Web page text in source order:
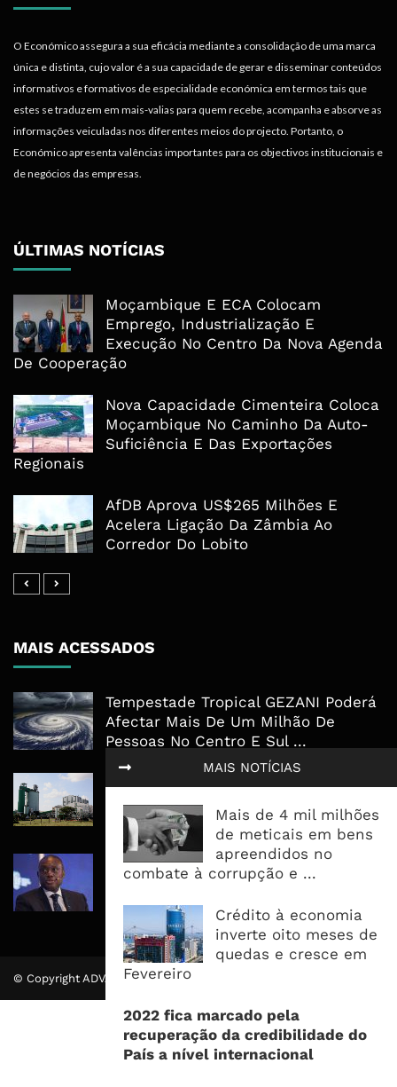
MAIS NOTÍCIAS
Mais de 4 mil milhões
de meticais em bens
apreendidos no
combate à corrupção e ...
Crédito à economia
inverte oito meses de
quedas e cresce em
Fevereiro
2022 fica marcado pela
recuperação da credibilidade do
País a nível internacional
O Económico assegura a sua eficácia mediante a consolidação de uma marca
única e distinta, cujo valor é a sua capacidade de gerar e disseminar conteúdos
informativos e formativos de especialidade económica em termos tais que
estes se traduzem em mais-valias para quem recebe, acompanha e absorve as
informações veiculadas nos diferentes meios do projecto. Portanto, o
Económico apresenta valências importantes para os objectivos institucionais e
de negócios das empresas.
ÚLTIMAS NOTÍCIAS
Moçambique E ECA Colocam
Emprego, Industrialização E
Execução No Centro Da Nova Agenda
De Cooperação
Nova Capacidade Cimenteira Coloca
Moçambique No Caminho Da Auto-
Suficiência E Das Exportações
Regionais
AfDB Aprova US$265 Milhões E
Acelera Ligação Da Zâmbia Ao
Corredor Do Lobito
MAIS ACESSADOS
Tempestade Tropical GEZANI Poderá
Afectar Mais De Um Milhão De
Pessoas No Centro E Sul ...
Governo admite nova operadora
para a Mozal após suspensão das
operações
CEO do Standard Bank pede ao
Governo que “saia do caminho” e
facilite os negócios
© Copyright ADVALUE. Todos Direitos Reservados.